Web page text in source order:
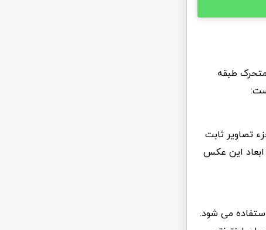
و تصاویر متحرک طبقه
تصاویر ثابت
این عکس
می شود.